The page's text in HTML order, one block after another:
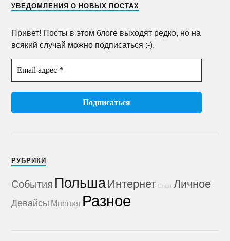
УВЕДОМЛЕНИЯ О НОВЫХ ПОСТАХ
Привет! Посты в этом блоге выходят редко, но на
всякий случай можно подписаться :-).
РУБРИКИ
События ПольшаИнтернет Софт Личное
Девайсы Мнения Разное